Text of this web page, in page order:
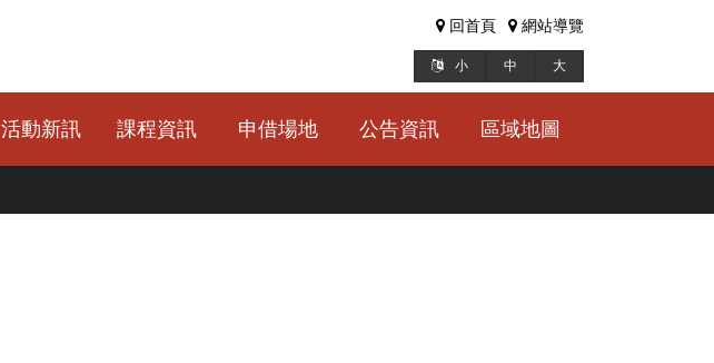
回首頁 網站導覽
小 中 大
活動新訊 課程資訊 申借場地 公告資訊 區域地圖